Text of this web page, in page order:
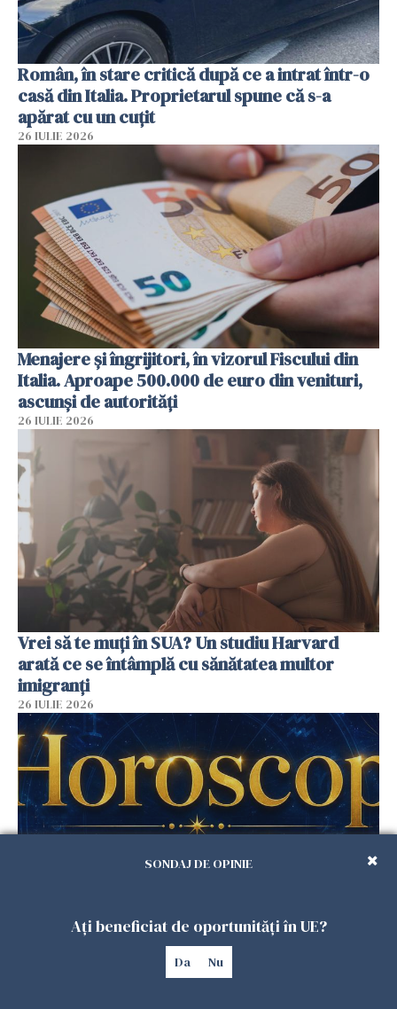
Român, în stare critică după ce a intrat într-o
casă din Italia. Proprietarul spune că s-a
apărat cu un cuțit
26 IULIE 2026
Menajere și îngrijitori, în vizorul Fiscului din
Italia. Aproape 500.000 de euro din venituri,
ascunși de autorități
26 IULIE 2026
Vrei să te muți în SUA? Un studiu Harvard
arată ce se întâmplă cu sănătatea multor
imigranți
26 IULIE 2026
Horoscop 27 iulie. Lunea care schimbă ritmul
săptămânii. Universul deschide uși
neașteptate pentru unele zodii
SONDAJ DE OPINIE
Ați beneficiat de oportunități în UE?
Da Nu